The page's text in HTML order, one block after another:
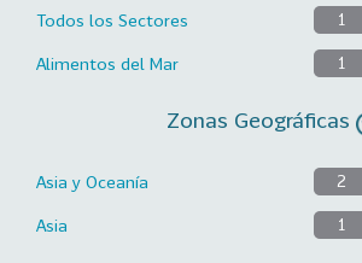
Todos los Sectores 1
Alimentos del Mar 1
Zonas Geográficas
Asia y Oceanía 2
Asia 1